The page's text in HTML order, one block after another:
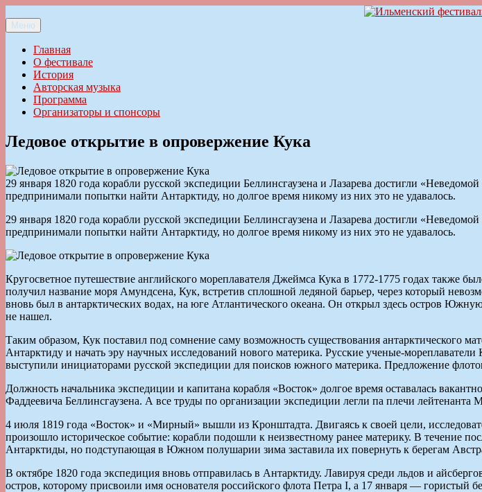
к
содержимому
Ильменский фестиваль авторской песни
Меню
Главная
О фестивале
История
Авторская музыка
Программа
Организаторы и спонсоры
Ледовое открытие в опровержение Кука
29 января 1820 года корабли русской экспедиции Беллинсгаузена и Лазарева достигли
предпринимали попытки найти Антарктиду, но долгое время никому из них это не удавалось.
29 января 1820 года корабли русской экспедиции Беллинсгаузена и Лазарева достигли
предпринимали попытки найти Антарктиду, но долгое время никому из них это не удавалось.
Кругосветное путешествие английского мореплавателя Джеймса Кука в 1772-1775 годах также
получил название моря Амундсена, Кук, встретив сплошной ледяной барьер, через который
вновь был в антарктических водах, на юге Атлантического океана. Он открыл здесь остров
не нашел.
Таким образом, Кук поставил под сомнение саму возможность существования антарктического
Антарктиду и начать эру научных исследований нового материка. Русские ученые-
выступили инициаторами русской экспедиции для поисков южного материка. Предложение
Должность начальника экспедиции и капитана корабля «Восток» долгое время оставалась
Фаддеевича Беллинсгаузена. А все труды по организации экспедиции легли па плечи
4 июля 1819 года «Восток» и «Мирный» вышли из Кронштадта. Двигаясь к своей цели,
произошло историческое событие: корабли подошли к неизвестному ранее материку. В течение
Антарктиды, но подступающая в Южном полушарии зима заставила их повернуть к берегам
В октябре 1820 года экспедиция вновь отправилась в Антарктиду. Лавируя среди льдов и
остров, которому присвоили имя основателя российского флота Петра I, а 17 января — гористый